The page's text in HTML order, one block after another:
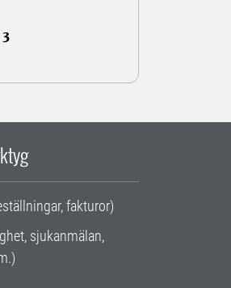
fakturor)
sjukanmälan,